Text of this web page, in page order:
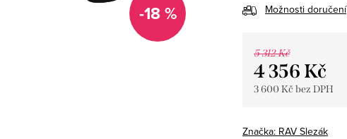
-18 % Možnosti doručení
5 312 Kč
4 356 Kč
3 600 Kč bez DPH
Značka: RAV Slezák